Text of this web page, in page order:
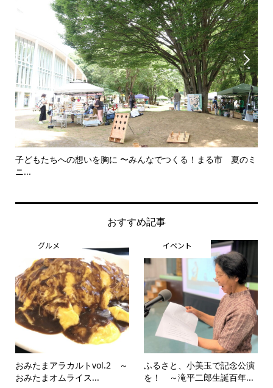

子どもたちへの想いを胸に 〜みんなでつくる！まる市 夏のミ
ニ...

おすすめ記事
グルメ
おみたまアラカルトvol.2 ～
おみたまオムライス...
イベント
ふるさと、小美玉で記念公演
を！ ～滝平二郎生誕百年...